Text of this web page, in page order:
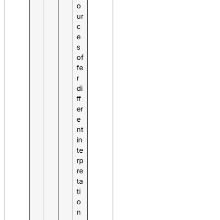
o
ur
c
e
s
of
fe
r
di
ff
er
e
nt
in
te
rp
re
ta
ti
o
n